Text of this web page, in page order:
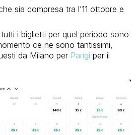
sia compresa tra l’11 ottobre e
i biglietti per quel periodo sono
ce ne sono tantissimi,
da Milano per Parigi per il